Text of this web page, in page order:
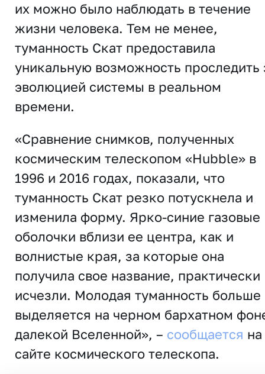
их можно было наблюдать в течение
жизни человека. Тем не менее,
туманность Скат предоставила
уникальную возможность проследить
эволюцией системы в реальном
времени.
«Сравнение снимков, полученных
космическим телескопом «Hubble» в
1996 и 2016 годах, показали, что
туманность Скат резко потускнела и
изменила форму. Ярко-синие газовые
оболочки вблизи ее центра, как и
волнистые края, за которые она
получила свое название, практически
исчезли. Молодая туманность больше
выделяется на черном бархатном
далекой Вселенной», – сообщается на
сайте космического телескопа.